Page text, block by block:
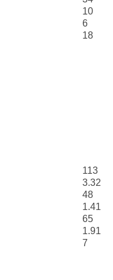
10
6
18
113
3.32
48
1.41
65
1.91
7